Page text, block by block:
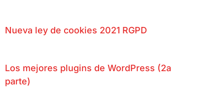
Nueva ley de cookies 2021 RGPD
Los mejores plugins de WordPress (2a
parte)